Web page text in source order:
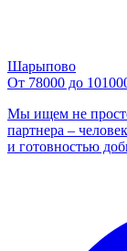
Шарыпово
От 78000 до
Мы ищем не
партнера –
и готовностью